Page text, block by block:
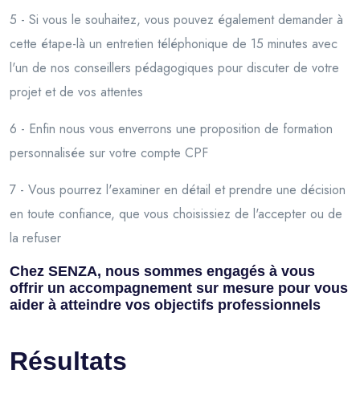
5 - Si vous le souhaitez, vous pouvez également demander à
cette étape-là un entretien téléphonique de 15 minutes avec
l'un de nos conseillers pédagogiques pour discuter de votre
projet et de vos attentes
6 - Enfin nous vous enverrons une proposition de formation
personnalisée sur votre compte CPF
7 - Vous pourrez l'examiner en détail et prendre une décision
en toute confiance, que vous choisissiez de l'accepter ou de
la refuser
Chez SENZA, nous sommes engagés à vous
offrir un accompagnement sur mesure pour vous
aider à atteindre vos objectifs professionnels
Résultats